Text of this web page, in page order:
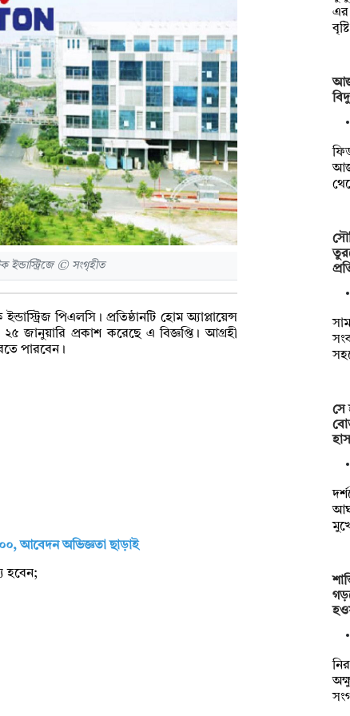
© সংগৃহীত
পিএলসি। প্রতিষ্ঠানটি হোম অ্যাপ্লায়েন্স
জানুয়ারি প্রকাশ করেছে এ বিজ্ঞপ্তি। আগ্রহী
পারবেন।
আবেদন অভিজ্ঞতা ছাড়াই
হবেন;
এর
আজ
আজ
সে